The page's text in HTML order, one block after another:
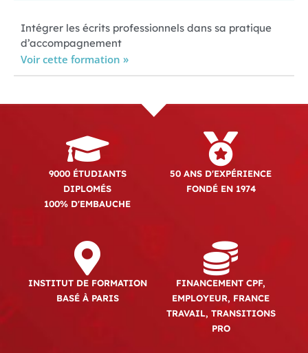
Intégrer les écrits professionnels dans sa pratique
d’accompagnement
Voir cette formation »
9000 ÉTUDIANTS
DIPLOMÉS
100% D'EMBAUCHE
50 ANS D'EXPÉRIENCE
FONDÉ EN 1974
INSTITUT DE FORMATION
BASÉ À PARIS
FINANCEMENT CPF,
EMPLOYEUR, FRANCE
TRAVAIL, TRANSITIONS
PRO